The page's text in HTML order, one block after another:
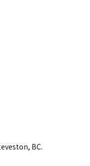
BC.